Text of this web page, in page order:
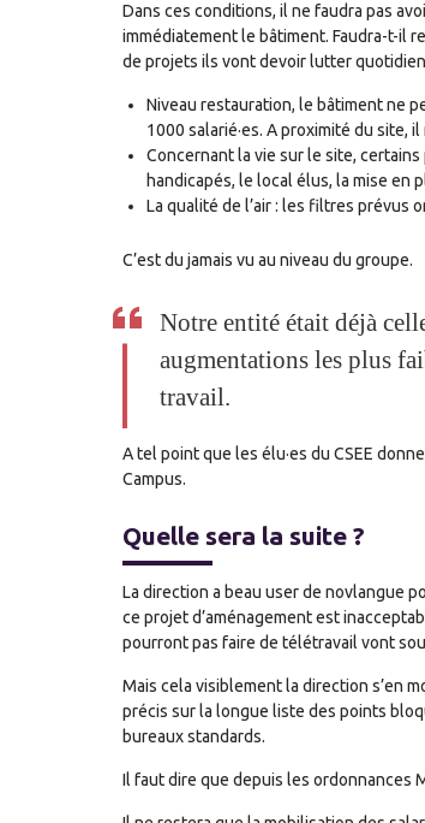
Dans ces conditions, il ne faudra pas
immédiatement le bâtiment. Faudra-t-il
de projets ils vont devoir lutter
Niveau restauration, le bâtiment ne
1000 salarié·es. A proximité du site,
Concernant la vie sur le site,
handicapés, le local élus, la mise en
La qualité de l’air : les filtres prévus
C’est du jamais vu au niveau du groupe.
Notre entité était déjà
augmentations les plus
travail.
A tel point que les élu·es du CSEE
Campus.
Quelle sera la suite ?
La direction a beau user de novlangue
ce projet d’aménagement est
pourront pas faire de télétravail vont
Mais cela visiblement la direction s’en
précis sur la longue liste des points
bureaux standards.
Il faut dire que depuis les ordonnances